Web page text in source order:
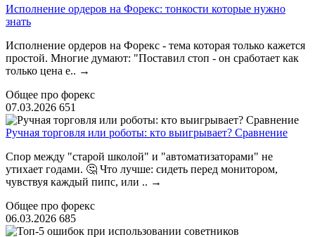
Исполнение ордеров на Форекс: тонкости которые нужно
знать
Исполнение ордеров на Форекс - тема которая только кажется
простой. Многие думают: "Поставил стоп - он сработает как
только цена е.. →
Общее про форекс
07.03.2026 651
Ручная торговля или роботы: кто выигрывает? Сравнение
Спор между "старой школой" и "автоматизаторами" не
утихает годами. 🤔 Что лучше: сидеть перед монитором,
чувствуя каждый пипс, или .. →
Общее про форекс
06.03.2026 685